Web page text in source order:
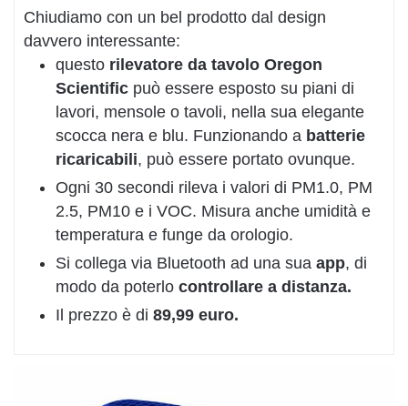
Chiudiamo con un bel prodotto dal design
davvero interessante:
questo rilevatore da tavolo Oregon
Scientific può essere esposto su piani di
lavori, mensole o tavoli, nella sua elegante
scocca nera e blu. Funzionando a batterie
ricaricabili, può essere portato ovunque.
Ogni 30 secondi rileva i valori di PM1.0, PM
2.5, PM10 e i VOC. Misura anche umidità e
temperatura e funge da orologio.
Si collega via Bluetooth ad una sua app, di
modo da poterlo controllare a distanza.
Il prezzo è di 89,99 euro.